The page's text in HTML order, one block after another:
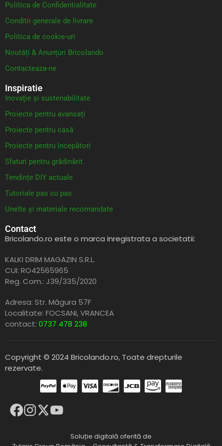
Politica de Confidentialitate
Conditii generale de livrare
Politica de cookie-uri
Noutăți & Anunțuri Bricolando
Contacteaza-ne
Inspiratie
Inovație și sustenabilitate
Proiecte pentru avansați
Proiecte pentru casă
Proiecte pentru începători
Sfaturi pentru grădinărit
Tendințe DIY actuale
Tutoriale pas cu pas
Unelte și materiale recomandate
Contact
Bricolando.ro este o marca inregistrata a societatii:
KALKI DRIM MAGAZIN S.R.L.
CUI: RO42565965
Reg. Com.: J39/335/2020
Adresa: Str. Măgura 57F
Localitate: FOCSANI,VRANCEA
contact: 0737 478 238
Copyright © 2024 Bricolando.ro, Toate drepturile
rezervate.
Soluție digitală oferită de